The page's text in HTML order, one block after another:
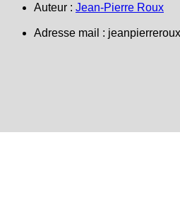
Auteur : Jean-Pierre Roux
Adresse mail :